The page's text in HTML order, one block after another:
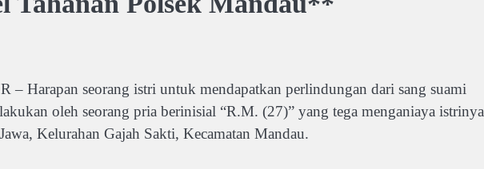
Harapan seorang istri untuk mendapatkan perlindungan dari sang suami
oleh seorang pria berinisial “R.M. (27)” yang tega menganiaya istrinya
Kelurahan Gajah Sakti, Kecamatan Mandau.